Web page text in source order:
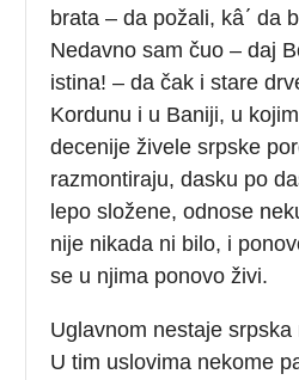
brata – da požali, kâʹ da
Nedavno sam čuo – daj
istina! – da čak i stare
Kordunu i u Baniji, u
decenije živele srpske
razmontiraju, dasku po
lepo složene, odnose
nije nikada ni bilo, i
se u njima ponovo živi.
Uglavnom nestaje
U tim uslovima nekome